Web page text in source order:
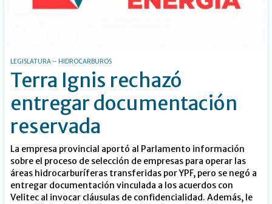
LEGISLATURA – HIDROCARBUROS
Terra Ignis rechazó
entregar documentación
reservada
La empresa provincial aportó al Parlamento información
sobre el proceso de selección de empresas para operar las
áreas hidrocarburíferas transferidas por YPF, pero se negó a
entregar documentación vinculada a los acuerdos con
Velitec al invocar cláusulas de confidencialidad. Además, le